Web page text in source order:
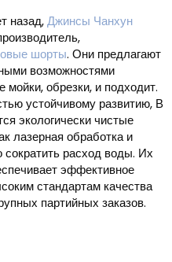
назад,Джинсы Чанхун
шорты. Они предлагают
возможностями
мойки, обрезки, и подходит.
устойчивому развитию, В
экологически чистые
лазерная обработка и
расход воды. Их
эффективное
стандартам качества
партийных заказов.